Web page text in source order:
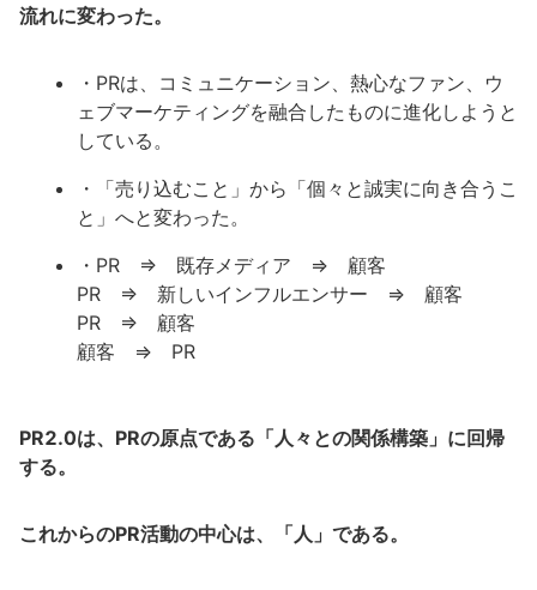
流れに変わった。
・PRは、コミュニケーション、熱心なファン、ウ
ェブマーケティングを融合したものに進化しようと
している。
・「売り込むこと」から「個々と誠実に向き合うこ
と」へと変わった。
・PR ⇒ 既存メディア ⇒ 顧客
PR ⇒ 新しいインフルエンサー ⇒ 顧客
PR ⇒ 顧客
顧客 ⇒ PR
PR2.0は、PRの原点である「人々との関係構築」に回帰
する。
これからのPR活動の中心は、「人」である。